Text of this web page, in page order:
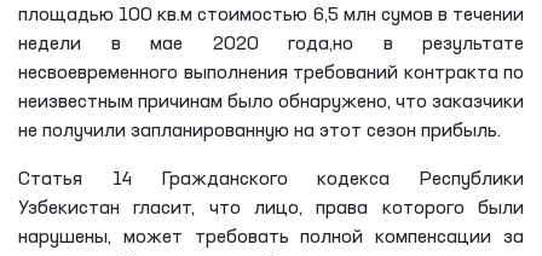
площадью 100 кв.м стоимостью 6,5 млн сумов в течении
недели в мае 2020 года,но в результате
несвоевременного выполнения требований контракта по
неизвестным причинам было обнаружено, что заказчики
не получили запланированную на этот сезон прибыль.
Статья 14 Гражданского кодекса Республики
Узбекистан гласит, что лицо, права которого были
нарушены, может требовать полной компенсации за